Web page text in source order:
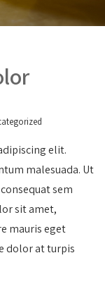
elit.
malesuada. Ut
sem
sit amet,
mauris eget
dolor at turpis